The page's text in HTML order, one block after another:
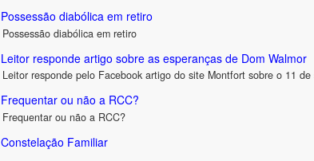
Possessão diabólica em retiro
Possessão diabólica em retiro
Leitor responde artigo sobre as esperanças de Dom Walmor
Leitor responde pelo Facebook artigo do site Montfort sobre o 11
Frequentar ou não a RCC?
Frequentar ou não a RCC?
Constelação Familiar